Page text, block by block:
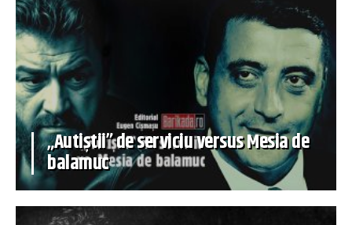
„Autiștii” de serviciu versus Mesia de
balamuc